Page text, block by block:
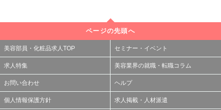
ページの先頭へ
美容部員・化粧品求人TOP セミナー・イベント
求人特集 美容業界の就職・転職コラム
お問い合わせ ヘルプ
個人情報保護方針 求人掲載・人材派遣